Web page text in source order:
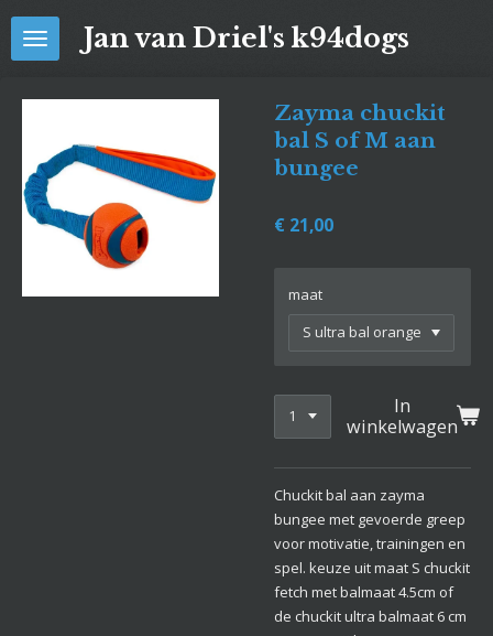
Ga
direct
Jan van Driel's k94dogs
Zayma chuckit
bal S of M aan
bungee
€ 21,00
maat
In
winkelwagen
Chuckit bal aan zayma
bungee met gevoerde greep
voor motivatie, trainingen en
spel. keuze uit maat S chuckit
fetch met balmaat 4.5cm of
de chuckit ultra balmaat 6 cm